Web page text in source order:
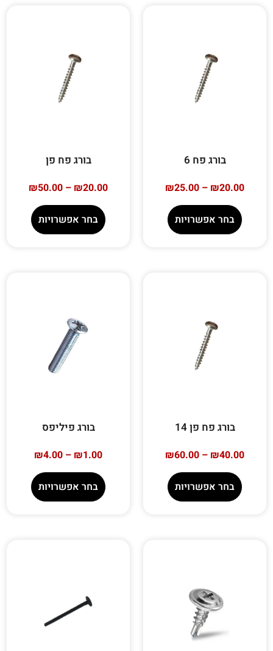
בורג פח 6
₪20.00
–
₪25.00
בחר אפשרויות
בורג פח פן
₪20.00
–
₪50.00
בחר אפשרויות
בורג פח פן 14
₪40.00
–
₪60.00
בחר אפשרויות
בורג פיליפס
₪1.00
–
₪4.00
בחר אפשרויות